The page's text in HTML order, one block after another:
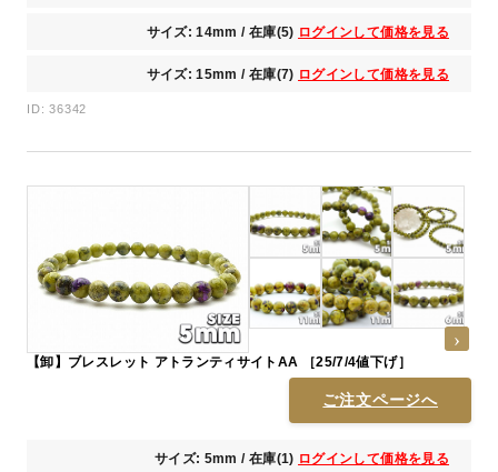
サイズ: 14mm / 在庫(5) ログインして価格を見る
サイズ: 15mm / 在庫(7) ログインして価格を見る
ID: 36342
【卸】ブレスレット アトランティサイトAA ［25/7/4値下げ］
ご注文ページへ
サイズ: 5mm / 在庫(1) ログインして価格を見る